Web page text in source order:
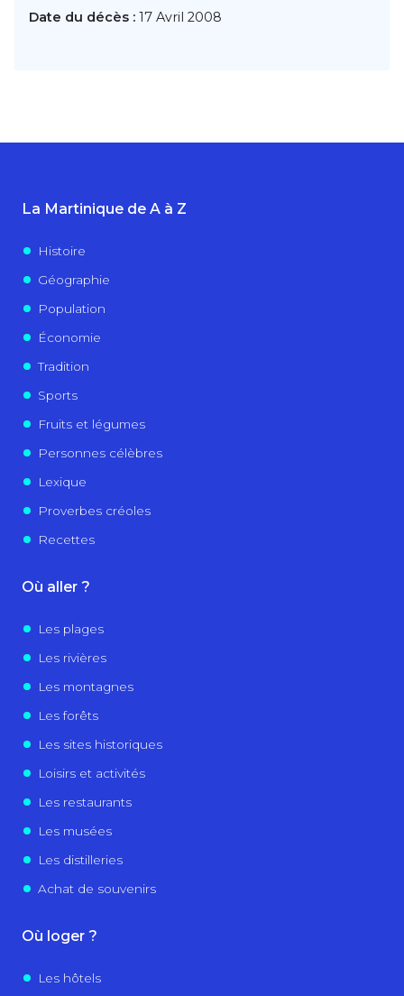
Date du décès : 17 Avril 2008
La Martinique de A à Z
Histoire
Géographie
Population
Économie
Tradition
Sports
Fruits et légumes
Personnes célèbres
Lexique
Proverbes créoles
Recettes
Où aller ?
Les plages
Les rivières
Les montagnes
Les forêts
Les sites historiques
Loisirs et activités
Les restaurants
Les musées
Les distilleries
Achat de souvenirs
Où loger ?
Les hôtels